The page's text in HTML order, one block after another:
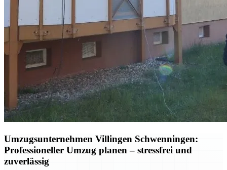
Umzugsunternehmen Villingen Schwenningen:
Professioneller Umzug planen – stressfrei und
zuverlässig